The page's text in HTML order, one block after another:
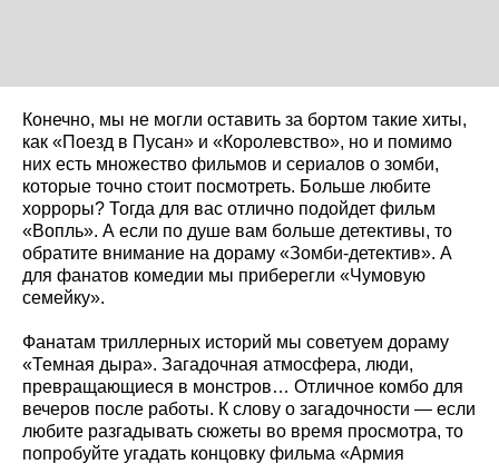
Конечно, мы не могли оставить за бортом такие хиты,
как «Поезд в Пусан» и «Королевство», но и помимо
них есть множество фильмов и сериалов о зомби,
которые точно стоит посмотреть. Больше любите
хорроры? Тогда для вас отлично подойдет фильм
«Вопль». А если по душе вам больше детективы, то
обратите внимание на дораму «Зомби-детектив». А
для фанатов комедии мы приберегли «Чумовую
семейку».
Фанатам триллерных историй мы советуем дораму
«Темная дыра». Загадочная атмосфера, люди,
превращающиеся в монстров… Отличное комбо для
вечеров после работы. К слову о загадочности — если
любите разгадывать сюжеты во время просмотра, то
попробуйте угадать концовку фильма «Армия